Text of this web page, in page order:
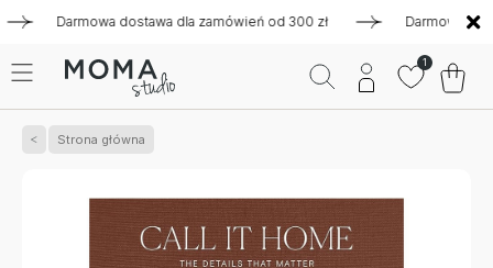
Darmowa dostawa dla zamówień od 300 zł Darmowa
1
Strona główna